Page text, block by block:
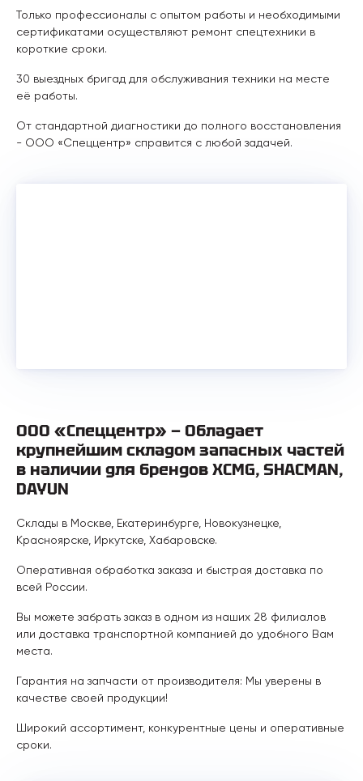
Только профессионалы с опытом работы и необходимыми
сертификатами осуществляют ремонт спецтехники в
короткие сроки.
30 выездных бригад для обслуживания техники на месте
её работы.
От стандартной диагностики до полного восстановления
- ООО «Спеццентр» справится с любой задачей.
ООО «Спеццентр» — Обладает
крупнейшим складом запасных частей
в наличии для брендов XCMG, SHACMAN,
DAYUN
Склады в Москве, Екатеринбурге, Новокузнецке,
Красноярске, Иркутске, Хабаровске.
Оперативная обработка заказа и быстрая доставка по
всей России.
Вы можете забрать заказ в одном из наших 28 филиалов
или доставка транспортной компанией до удобного Вам
места.
Гарантия на запчасти от производителя: Мы уверены в
качестве своей продукции!
Широкий ассортимент, конкурентные цены и оперативные
сроки.